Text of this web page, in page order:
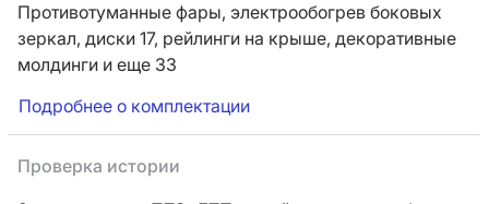
Противотуманные фары, электрообогрев боковых
зеркал, диски 17, рейлинги на крыше, декоративные
молдинги и еще 33
Подробнее о комплектации
Проверка истории